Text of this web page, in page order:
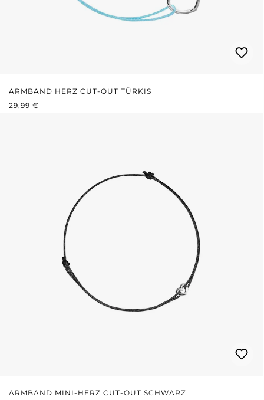
ARMBAND HERZ CUT-OUT TÜRKIS
REGULÄRER PREIS:
29,99 €
ARMBAND MINI-HERZ CUT-OUT SCHWARZ